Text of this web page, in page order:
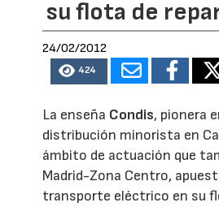
su flota de
24/02/2012
424
La enseña Condis, pionera
distribución minorista en
ámbito de actuación que
Madrid-Zona Centro,
transporte eléctrico en su